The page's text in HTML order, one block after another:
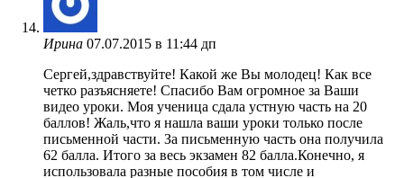
Ирина 07.07.2015 в 11:44 дп
Сергей,здравствуйте! Какой же Вы молодец! Как все
четко разъясняете! Спасибо Вам огромное за Ваши
видео уроки. Моя ученица сдала устную часть на 20
баллов! Жаль,что я нашла ваши уроки только после
письменной части. За письменную часть она получила
62 балла. Итого за весь экзамен 82 балла.Конечно, я
использовала разные пособия в том числе и